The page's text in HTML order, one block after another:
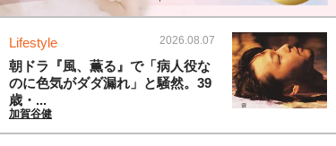
Lifestyle 2026.08.07
朝ドラ『風、薫る』で「病人役な
のに色気がダダ漏れ」と騒然。39
歳・...
加賀谷健